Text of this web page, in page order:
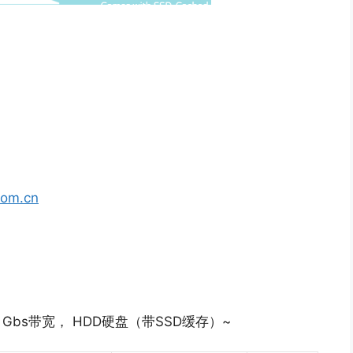
带宽， HDD硬盘（带SSD缓存）~